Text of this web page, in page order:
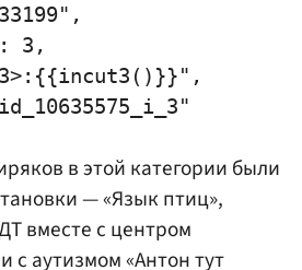
3,
в этой категории были
— «Язык птиц»,
вместе с центром
с аутизмом «Антон тут